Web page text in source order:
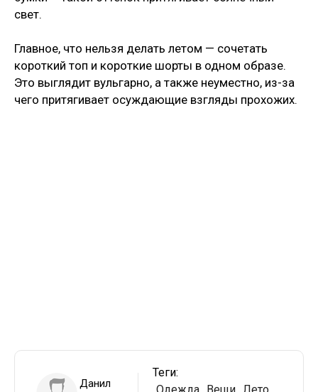
свет.
Главное, что нельзя делать летом — сочетать
короткий топ и короткие шорты в одном образе.
Это выглядит вульгарно, а также неуместно, из-за
чего притягивает осуждающие взгляды прохожих.
Данил
Теги: